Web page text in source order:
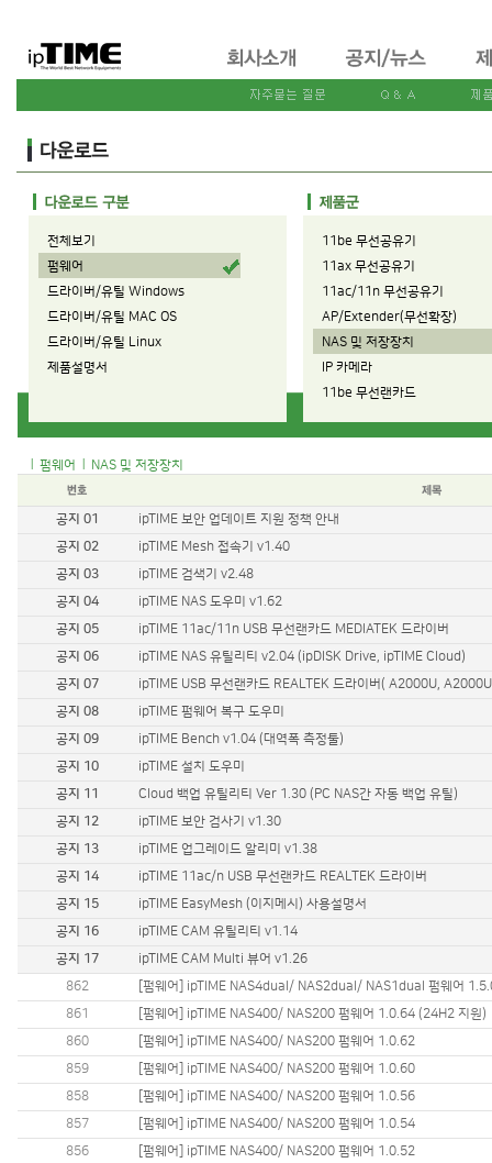
전체보기
펌웨어
드라이버/유틸 Windows
드라이버/유틸 MAC OS
드라이버/유틸 Linux
제품설명서
11be 무선공유기
11ax 무선공유기
11ac/11n 무선공유기
AP/Extender(무선확장)
NAS 및 저장장치
IP 카메라
11be 무선랜카드
기가비트 허브
백업공유기
| 펌웨어 | NAS 및 저장장치
공지 01
ipTIME 보안 업데이트 지원 정책 안내
공지 02
ipTIME Mesh 접속기 v1.40
공지 03
ipTIME 검색기 v2.48
공지 04
ipTIME NAS 도우미 v1.62
공지 05
ipTIME 11ac/11n USB 무선랜카드 MEDIATEK 드라이버
공지 06
ipTIME NAS 유틸리티 v2.04 (ipDISK Drive, ipTIME Cloud)
공지 07
ipTIME USB 무선랜카드 REALTEK 드라이버( A2000U,
공지 08
ipTIME 펌웨어 복구 도우미
공지 09
ipTIME Bench v1.04 (대역폭 측정툴)
공지 10
ipTIME 설치 도우미
공지 11
Cloud 백업 유틸리티 Ver 1.30 (PC NAS간 자동 백업 유틸)
공지 12
ipTIME 보안 검사기 v1.30
공지 13
ipTIME 업그레이드 알리미 v1.38
공지 14
ipTIME 11ac/n USB 무선랜카드 REALTEK 드라이버
공지 15
ipTIME EasyMesh (이지메시) 사용설명서
공지 16
ipTIME CAM 유틸리티 v1.14
공지 17
ipTIME CAM Multi 뷰어 v1.26
862
[펌웨어] ipTIME NAS4dual/ NAS2dual/ NAS1dual 펌웨어
861
[펌웨어] ipTIME NAS400/ NAS200 펌웨어 1.0.64 (24H2 지원)
860
[펌웨어] ipTIME NAS400/ NAS200 펌웨어 1.0.62
859
[펌웨어] ipTIME NAS400/ NAS200 펌웨어 1.0.60
858
[펌웨어] ipTIME NAS400/ NAS200 펌웨어 1.0.56
857
[펌웨어] ipTIME NAS400/ NAS200 펌웨어 1.0.54
856
[펌웨어] ipTIME NAS400/ NAS200 펌웨어 1.0.52